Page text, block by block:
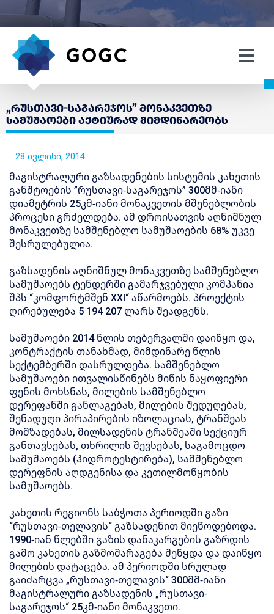
„რუსთავი-საგარეჯოს” მონაკვეთზე
სამუშაოები აქტიურად მიმდინარეობს
28 ივლისი, 2014
მაგისტრალური გაზსადენების სისტემის კახეთის
განშტოების ”რუსთავი-საგარეჯოს” 300მმ-იანი
დიამეტრის 25კმ-იანი მონაკვეთის მშენებლობის
პროცესი გრძელდება. ამ დროისათვის აღნიშნულ
მონაკვეთზე სამშენებლო სამუშაოების 68% უკვე
შესრულებულია.
გაზსადენის აღნიშნულ მონაკვეთზე სამშენებლო
სამუშაოებს ტენდერში გამარჯვებული კომპანია
შპს “კომფორტმშენ XXI“ აწარმოებს. პროექტის
ღირებულება 5 194 207 ლარს შეადგენს.
სამუშაოები 2014 წლის თებერვალში დაიწყო და,
კონტრაქტის თანახმად, მიმდინარე წლის
სექტემბერში დასრულდება. სამშენებლო
სამუშაოები ითვალისწინებს მიწის ნაყოფიერი
ფენის მოხსნას, მილების სამშენებლო
დერეფანში განლაგებას, მილების შედუღებას,
შენადუღი პირაპირების იზოლაციას, ტრანშეას
მომზადებას, მილსადენის ტრანშეაში სექციურ
განთავსებას, თხრილის შევსებას, საგამოცდო
სამუშაოებს (ჰიდროტესტირება), სამშენებლო
დერეფნის აღდგენისა და კეთილმოწყობის
სამუშაოებს.
კახეთის რეგიონს საბჭოთა პერიოდში გაზი
“რუსთავი-თელავის“ გაზსადენით მიეწოდებოდა.
1990-იან წლებში გაზის დანაკარგების გაზრდის
გამო კახეთის გაზმომარაგება შეწყდა და დაიწყო
მილების დატაცება. ამ პერიოდში სრულად
გაიძარცვა „რუსთავი-თელავის“ 300მმ-იანი
მაგისტრალური გაზსადენის „რუსთავი-
საგარეჯოს“ 25კმ-იანი მონაკვეთი.